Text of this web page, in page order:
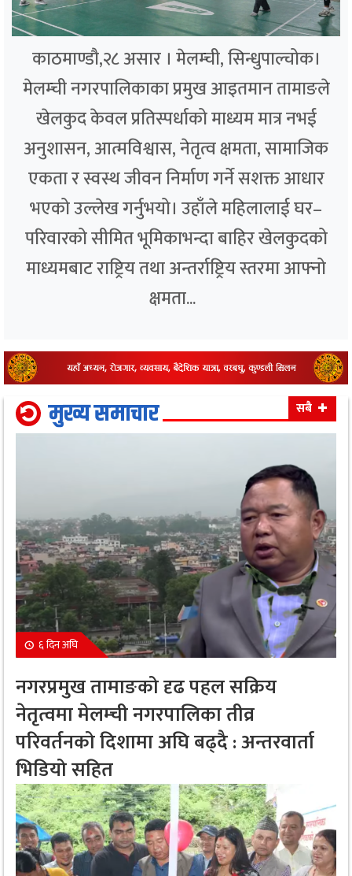
काठमाण्डौ,२८ असार । मेलम्ची, सिन्धुपाल्चोक।
मेलम्ची नगरपालिकाका प्रमुख आइतमान तामाङले
खेलकुद केवल प्रतिस्पर्धाको माध्यम मात्र नभई
अनुशासन, आत्मविश्वास, नेतृत्व क्षमता, सामाजिक
एकता र स्वस्थ जीवन निर्माण गर्ने सशक्त आधार
भएको उल्लेख गर्नुभयो। उहाँले महिलालाई घर–
परिवारको सीमित भूमिकाभन्दा बाहिर खेलकुदको
माध्यमबाट राष्ट्रिय तथा अन्तर्राष्ट्रिय स्तरमा आफ्नो
क्षमता...
मुख्य समाचार सबै
६ दिन अघि
नगरप्रमुख तामाङको दृढ पहल सक्रिय
नेतृत्वमा मेलम्ची नगरपालिका तीव्र
परिवर्तनको दिशामा अघि बढ्दै : अन्तरवार्ता
भिडियो सहित